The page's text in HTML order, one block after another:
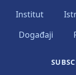
Institut
Događaji